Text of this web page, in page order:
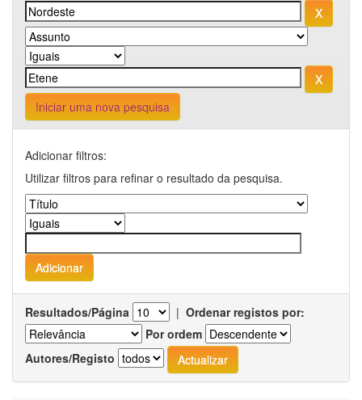
Iniciar uma nova pesquisa
Adicionar filtros:
Utilizar filtros para refinar o resultado da pesquisa.
Resultados/Página | Ordenar registos por:
Por ordem
Autores/Registo